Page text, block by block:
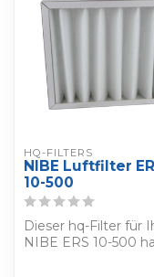
HQ-FILTERS
NIBE Luftfilter
10-500
Dieser hq-Filter für
NIBE ERS 10-500